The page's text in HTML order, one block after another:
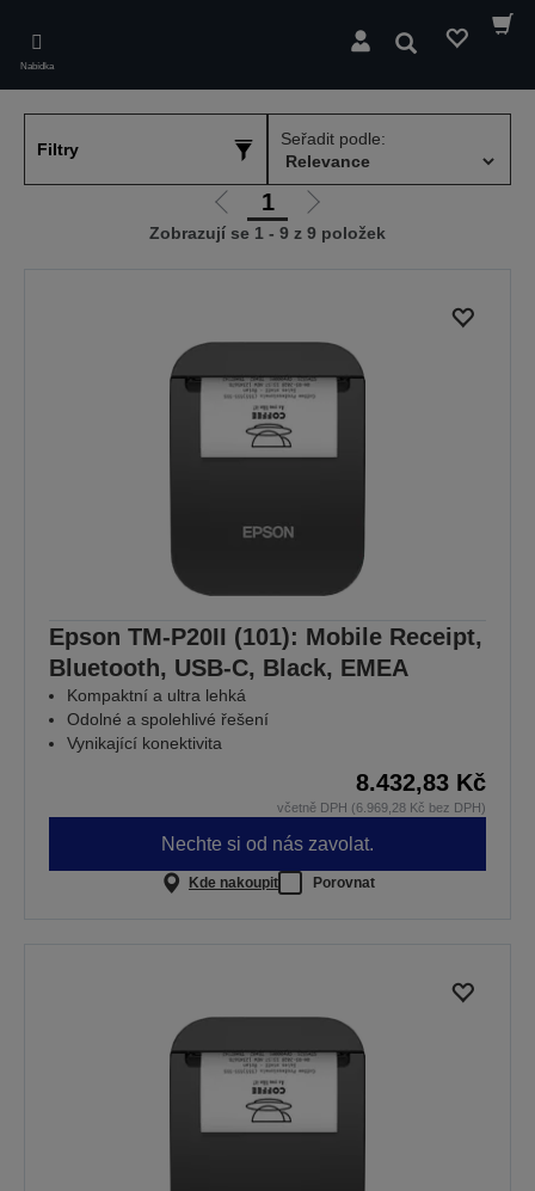
main
content
Nabídka
Hledat
Filtry
Seřadit podle:
Jít
na
1
Jít
na
Zobrazují se 1 - 9 z 9 položek
Epson TM-P20II (101): Mobile Receipt,
Bluetooth, USB-C, Black, EMEA
Kompaktní a ultra lehká
Odolné a spolehlivé řešení
Vynikající konektivita
8.432,83 Kč
včetně DPH (6.969,28 Kč bez DPH)
Nechte si od nás zavolat.
Kde nakoupit Porovnat